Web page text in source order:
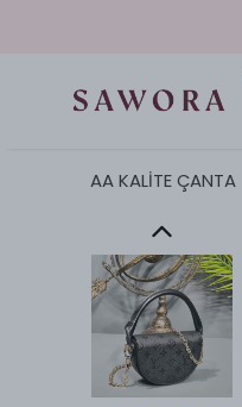
AA KALİTE ÇANTA